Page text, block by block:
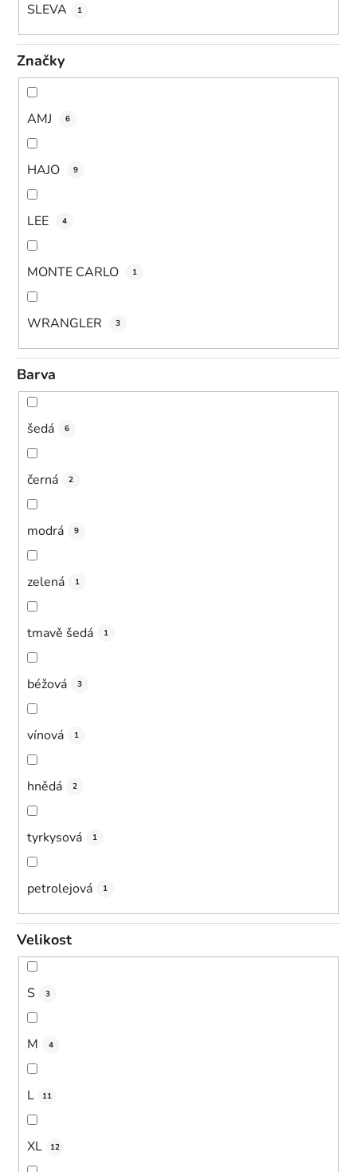
SLEVA 1
Značky
AMJ 6
HAJO 9
LEE 4
MONTE CARLO 1
WRANGLER 3
Barva
šedá 6
černá 2
modrá 9
zelená 1
tmavě šedá 1
béžová 3
vínová 1
hnědá 2
tyrkysová 1
petrolejová 1
Velikost
S 3
M 4
L 11
XL 12